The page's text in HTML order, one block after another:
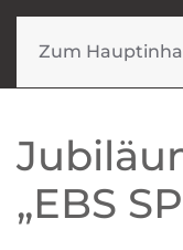
Zum
„EBS